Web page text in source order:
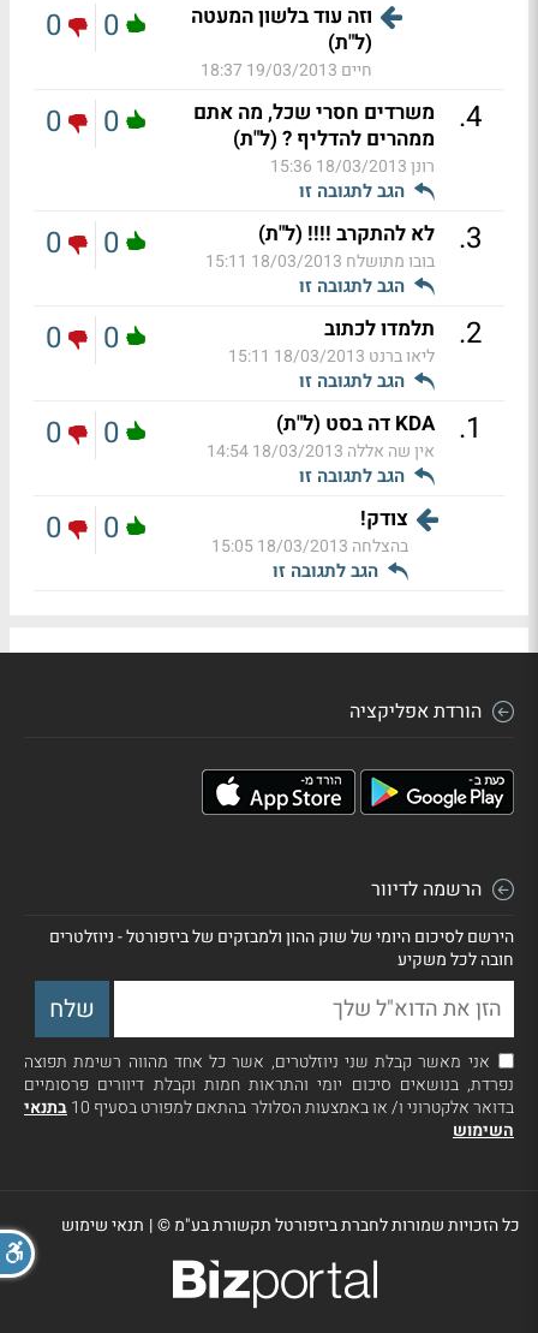
וזה עוד בלשון המעטה
(ל"ת)
חיים 19/03/2013 18:37
0
0
4
.
משרדים חסרי שכל, מה אתם
ממהרים להדליף ? (ל"ת)
רונן18/03/2013 15:36
הגב לתגובה זו
0
0
3
. לא להתקרב !!!! (ל"ת)
בובו מתושלח 18/03/2013 15:11
הגב לתגובה זו
0
0
2
. תלמדו לכתוב
ליאו ברנט 18/03/2013 15:11
הגב לתגובה זו
0
0
1
. KDA דה בסט (ל"ת)
אין שה אללה 18/03/2013 14:54
הגב לתגובה זו
0
0
צודק!
בהצלחה 18/03/2013 15:05
הגב לתגובה זו
0
0
הורדת אפליקציה
הרשמה לדיוור
הירשם לסיכום היומי של שוק ההון ולמבזקים של ביזפורטל - ניוזלטרים
חובה לכל משקיע
אני מאשר קבלת שני ניוזלטרים, אשר כל אחד מהווה רשימת תפוצה
נפרדת, בנושאים סיכום יומי והתראות חמות וקבלת דיוורים פרסומיים
בדואר אלקטרוני ו/ או באמצעות הסלולר בהתאם למפורט בסעיף 10
בתנאי
השימוש
כל הזכויות שמורות לחברת ביזפורטל תקשורת בע"מ ©| תנאי שימוש